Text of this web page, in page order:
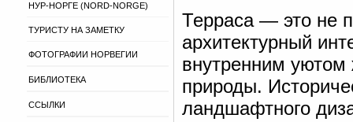
НУР-НОРГЕ (NORD-NORGE)
ТУРИСТУ НА ЗАМЕТКУ
ФОТОГРАФИИ НОРВЕГИИ
БИБЛИОТЕКА
ССЫЛКИ
Терраса — это не
архитектурный
внутренним
природы.
ландшафтного